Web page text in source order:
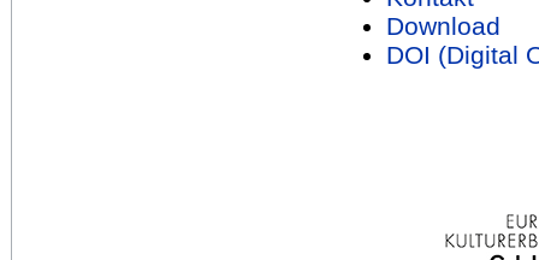
Download
DOI (Digital